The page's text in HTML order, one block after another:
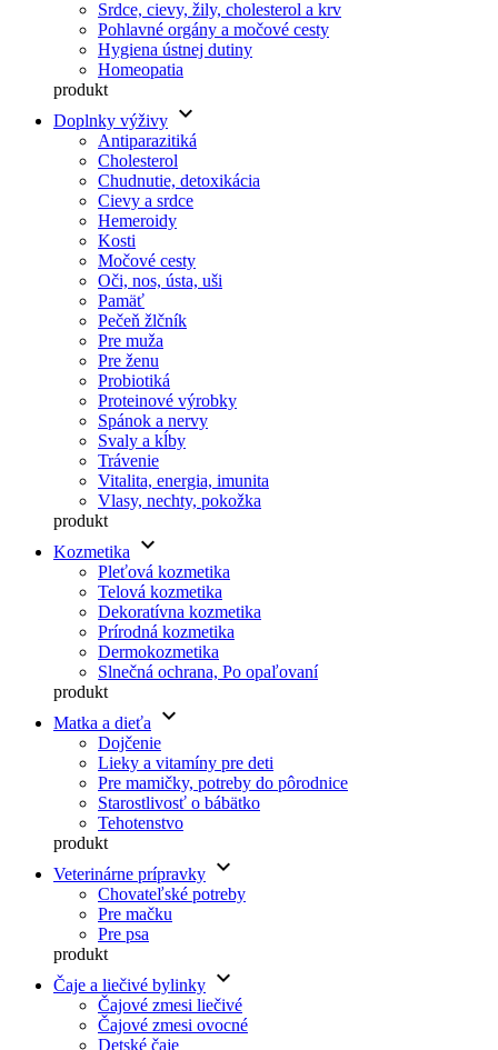
Srdce, cievy, žily, cholesterol a krv
Pohlavné orgány a močové cesty
Hygiena ústnej dutiny
Homeopatia
produkt
Doplnky výživy keyboard_arrow_down
Antiparazitiká
Cholesterol
Chudnutie, detoxikácia
Cievy a srdce
Hemeroidy
Kosti
Močové cesty
Oči, nos, ústa, uši
Pamäť
Pečeň žlčník
Pre muža
Pre ženu
Probiotiká
Proteinové výrobky
Spánok a nervy
Svaly a kĺby
Trávenie
Vitalita, energia, imunita
Vlasy, nechty, pokožka
produkt
Kozmetika
keyboard_arrow_down
Pleťová kozmetika
Telová kozmetika
Dekoratívna kozmetika
Prírodná kozmetika
Dermokozmetika
Slnečná ochrana, Po opaľovaní
produkt
Matka a dieťa
keyboard_arrow_down
Dojčenie
Lieky a vitamíny pre deti
Pre mamičky, potreby do pôrodnice
Starostlivosť o bábätko
Tehotenstvo
produkt
Veterinárne prípravky keyboard_arrow_down
Chovateľské potreby
Pre mačku
Pre psa
produkt
Čaje a liečivé bylinky keyboard_arrow_down
Čajové zmesi liečivé
Čajové zmesi ovocné
Detské čaje